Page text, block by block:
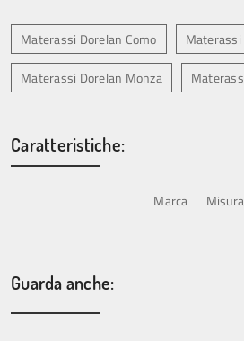
Materassi Dorelan Como
Materassi Dorelan Monza
Caratteristiche:
Marca Misura
Guarda anche: